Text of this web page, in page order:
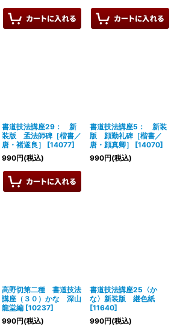
書道技法講座29： 新
装版 孟法師碑［楷書／
唐・褚遂良］
[14077]
990円(税込)
書道技法講座5： 新装
版 顔勤礼碑［楷書／
唐・顔真卿］
[14070]
990円(税込)
高野切第二種 書道技法
講座（３０）かな 深山
龍堂編 [10237]
990円(税込)
書道技法講座25〈か
な〉新装版 継色紙
[11640]
990円(税込)